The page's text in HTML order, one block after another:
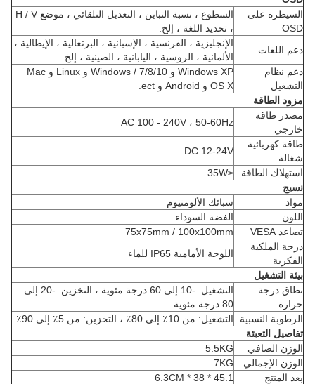
السيطرة على
OSD
السطوع ، نسبة التباين ، التعديل التلقائي ، موضع H / V
، تحديد اللغة ، إلخ.
دعم اللغات
الإنجليزية ، الفرنسية ، الإسبانية ، البرتغالية ، الإيطالية ،
الألمانية ، الروسية ، اليابانية ، الصينية ، إلخ.
دعم نظام
التشغيل
Windows XP و Windows / 7/8/10 و Linux و Mac
OS X و Android و ect.
مزود الطاقة
مصدر طاقة
خارجي
AC 100 - 240V ، 50-60Hz
طاقة كهربائية
شغالة
DC 12-24V
استهلاك الطاقة
≤35W
نسيج
مواد
سبائك الألومنيوم
اللون
الفضة السوداء
تصاعد VESA
75x75mm / 100x100mm
درجة الملكية
الفكرية
اللوحة الأمامية IP65 للماء
بيئة التشغيل
نطاق درجة
حرارة
التشغيل: -10 إلى 60 درجة مئوية ، التخزين: -20 إلى
80 درجة مئوية
الرطوبة النسبية
التشغيل: من 10٪ إلى 80٪ ، التخزين: من 5٪ إلى 90٪
تفاصيل التعبئة
الوزن الصافي
5.5KG
الوزن الإجمالي
7KG
بعد المنتج
45.1 * 38 * 6.3CM